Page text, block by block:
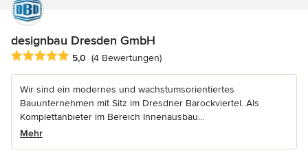
designbau Dresden GmbH
Durchschnittliche Bewertung: 5 von 5 Sternen
5,0 (4 Bewertungen)
Wir sind ein modernes und wachstumsorientiertes
Bauunternehmen mit Sitz im Dresdner Barockviertel. Als
Komplettanbieter im Bereich Innenausbau...
Mehr